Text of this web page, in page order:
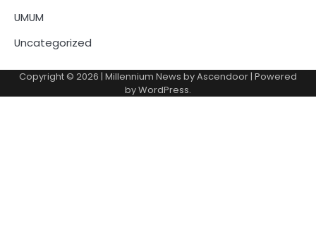
UMUM
Uncategorized
Copyright © 2026 | Millennium News byAscendoor| Powered
byWordPress.